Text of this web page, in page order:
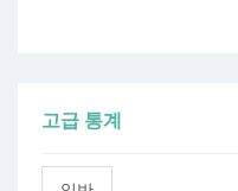
고급 통계